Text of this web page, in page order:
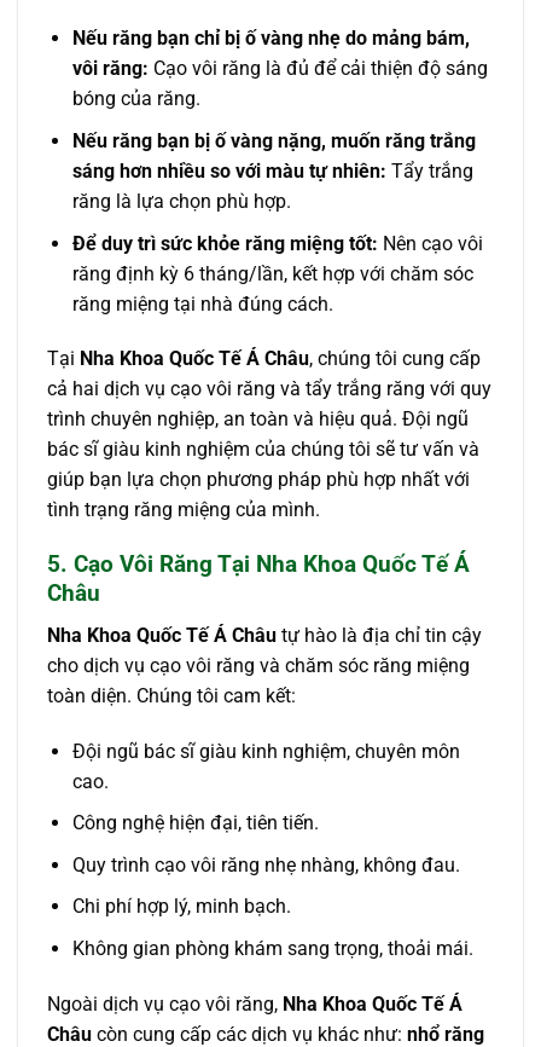
Nếu răng bạn chỉ bị ố vàng nhẹ do mảng bám,
vôi răng: Cạo vôi răng là đủ để cải thiện độ sáng
bóng của răng.
Nếu răng bạn bị ố vàng nặng, muốn răng trắng
sáng hơn nhiều so với màu tự nhiên: Tẩy trắng
răng là lựa chọn phù hợp.
Để duy trì sức khỏe răng miệng tốt: Nên cạo vôi
răng định kỳ 6 tháng/lần, kết hợp với chăm sóc
răng miệng tại nhà đúng cách.
Tại Nha Khoa Quốc Tế Á Châu, chúng tôi cung cấp
cả hai dịch vụ cạo vôi răng và tẩy trắng răng với quy
trình chuyên nghiệp, an toàn và hiệu quả. Đội ngũ
bác sĩ giàu kinh nghiệm của chúng tôi sẽ tư vấn và
giúp bạn lựa chọn phương pháp phù hợp nhất với
tình trạng răng miệng của mình.
5. Cạo Vôi Răng Tại Nha Khoa Quốc Tế Á
Châu
Nha Khoa Quốc Tế Á Châu tự hào là địa chỉ tin cậy
cho dịch vụ cạo vôi răng và chăm sóc răng miệng
toàn diện. Chúng tôi cam kết:
Đội ngũ bác sĩ giàu kinh nghiệm, chuyên môn
cao.
Công nghệ hiện đại, tiên tiến.
Quy trình cạo vôi răng nhẹ nhàng, không đau.
Chi phí hợp lý, minh bạch.
Không gian phòng khám sang trọng, thoải mái.
Ngoài dịch vụ cạo vôi răng, Nha Khoa Quốc Tế Á
Châu còn cung cấp các dịch vụ khác như: nhổ răng